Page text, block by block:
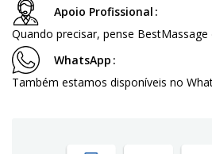
Apoio Profissional
Quando precisar, pense
WhatsApp
Também estamos disponíveis no